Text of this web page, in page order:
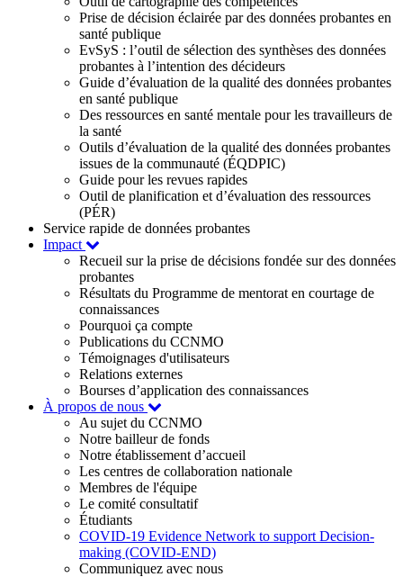
Prise de décision éclairée par des données probantes en
santé publique
EvSyS : l’outil de sélection des synthèses des données
probantes à l’intention des décideurs
Guide d’évaluation de la qualité des données probantes
en santé publique
Des ressources en santé mentale pour les travailleurs de
la santé
Outils d’évaluation de la qualité des données probantes
issues de la communauté (ÉQDPIC)
Guide pour les revues rapides
Outil de planification et d’évaluation des ressources
(PÉR)
Service rapide de données probantes
Impact
Recueil sur la prise de décisions fondée sur des données
probantes
Résultats du Programme de mentorat en courtage de
connaissances
Pourquoi ça compte
Publications du CCNMO
Témoignages d'utilisateurs
Relations externes
Bourses d’application des connaissances
À propos de nous
Au sujet du CCNMO
Notre bailleur de fonds
Notre établissement d’accueil
Les centres de collaboration nationale
Membres de l'équipe
Le comité consultatif
Étudiants
COVID-19 Evidence Network to support Decision-
making (COVID-END)
Communiquez avec nous